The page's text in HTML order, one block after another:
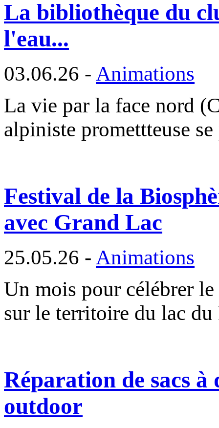
La bibliothèque du
l'eau...
03.06.26 - Animations
La vie par la face nord
alpiniste promettteuse
Festival de la
avec Grand Lac
25.05.26 - Animations
Un mois pour célébrer
sur le territoire du lac
Réparation de sacs à
outdoor